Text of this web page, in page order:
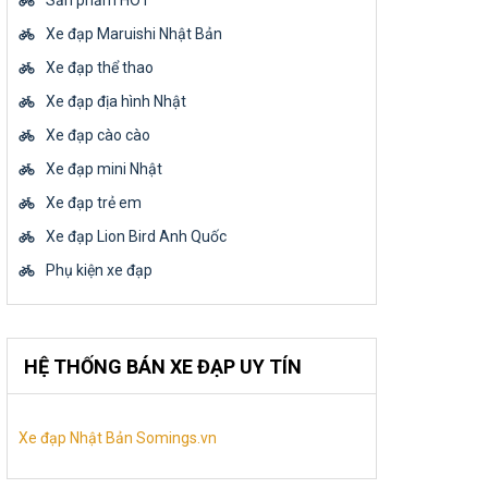
Xe đạp Maruishi Nhật Bản
Xe đạp thể thao
Xe đạp địa hình Nhật
Xe đạp cào cào
Xe đạp mini Nhật
Xe đạp trẻ em
Xe đạp Lion Bird Anh Quốc
Phụ kiện xe đạp
HỆ THỐNG BÁN XE ĐẠP UY TÍN
Xe đạp Nhật Bản Somings.vn